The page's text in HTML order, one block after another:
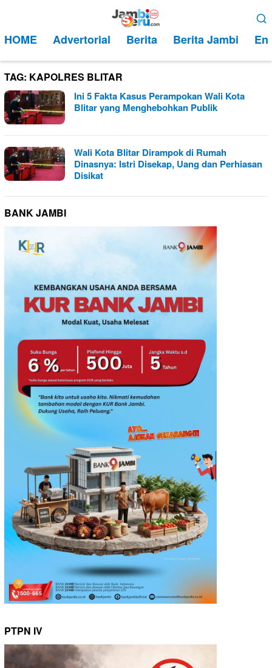
kontenMobile
HOME Advertorial Berita Berita Jambi
TAG: KAPOLRES BLITAR
Ini 5 Fakta Kasus Perampokan Wali Kota
Blitar yang Menghebohkan Publik
Wali Kota Blitar Dirampok di Rumah
Dinasnya: Istri Disekap, Uang dan Perhiasan
Disikat
BANK JAMBI
PTPN IV